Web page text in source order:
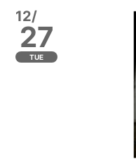
12/
27
TUE